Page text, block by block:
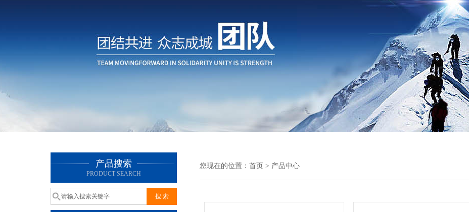
产品搜索
PRODUCT SEARCH
您现在的位置： 首页 > 产品中心